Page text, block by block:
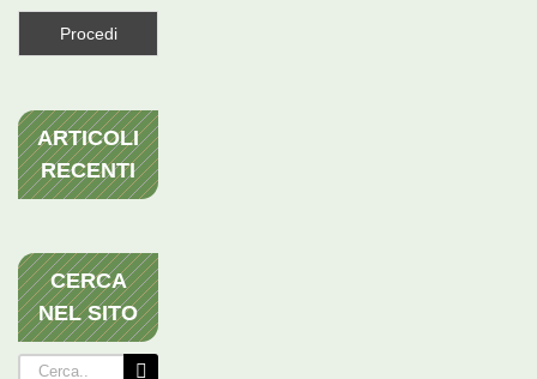
ARTICOLI
RECENTI
CERCA
NEL SITO
Cerca